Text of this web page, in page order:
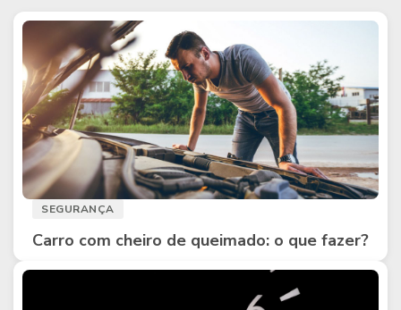
SEGURANÇA
Carro com cheiro de queimado: o que fazer?